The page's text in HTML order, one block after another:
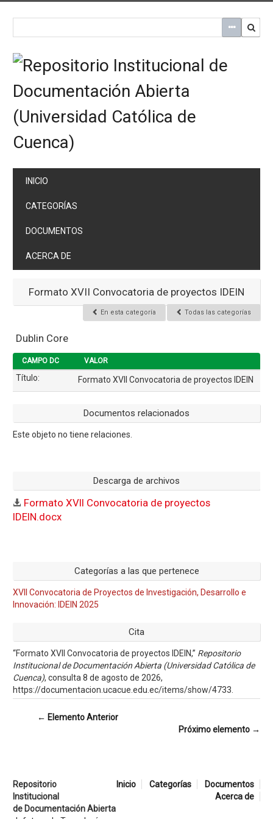
INICIO
CATEGORÍAS
DOCUMENTOS
ACERCA DE
Formato XVII Convocatoria de proyectos IDEIN
En esta categoría Todas las categorías
Dublin Core
CAMPO DC VALOR
Título: Formato XVII Convocatoria de proyectos IDEIN
Documentos relacionados
Este objeto no tiene relaciones.
Descarga de archivos
Formato XVII Convocatoria de proyectos
IDEIN.docx
Categorías a las que pertenece
XVII Convocatoria de Proyectos de Investigación, Desarrollo e
Innovación: IDEIN 2025
Cita
“Formato XVII Convocatoria de proyectos IDEIN,” Repositorio
Institucional de Documentación Abierta (Universidad Católica de
Cuenca), consulta 8 de agosto de 2026,
https://documentacion.ucacue.edu.ec/items/show/4733
← Elemento Anterior
Próximo elemento →
Inicio Categorías
Documentos
Acerca de
Repositorio
Institucional
de Documentación Abierta